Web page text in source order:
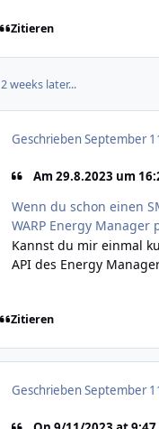
Zitieren
2 weeks later...
GeschriebenSeptember
Am 29.8.2023 um
Wenn du schon einen
WARP Energy
Kannst du mir einmal
API des Energy
Zitieren
GeschriebenSeptember